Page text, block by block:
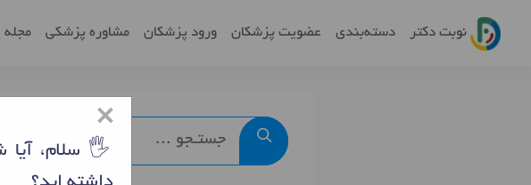
نوبت دکتر دسته‌بندی عضویت پزشکان ورود پزشکان مشاوره پزشکی مجله
×
🖐 سلام، آیا